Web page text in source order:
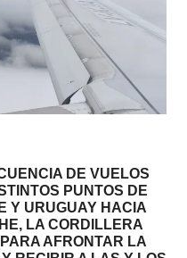
DE VUELOS
PUNTOS DE
Y URUGUAY HACIA
LA CORDILLERA
AFRONTAR LA